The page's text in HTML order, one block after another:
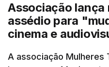
Associação
assédio para
cinema e
A associação Mulheres